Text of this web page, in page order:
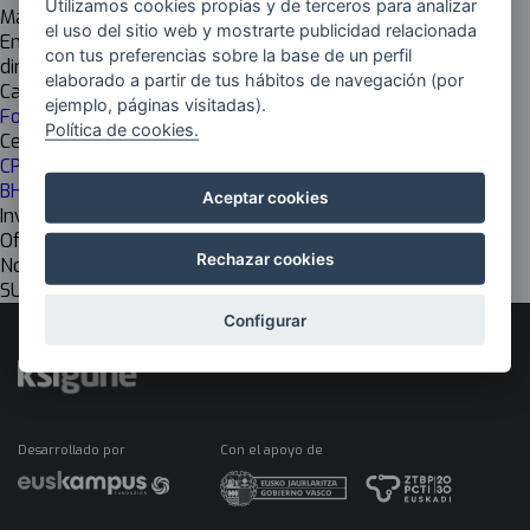
Maria Antonia Garcia
Email
direccion@apmendibil.eus
Cadena de valor
Formación
Centro de investigación
CPES CENTRO FORMACIÓN MENDIBIL FORMAZIO ZENTROA
BHIP
Investigación
Off
Nombre del grupo EU
SUKALDARITZA ETA JATETXE ARLOA (OLH)
Desarrollado por Con el apoyo de
Utilizamos cookies propias y de terceros para analizar
el uso del sitio web y mostrarte publicidad relacionada
con tus preferencias sobre la base de un perfil
elaborado a partir de tus hábitos de navegación (por
ejemplo, páginas visitadas).
Política de cookies.
Aceptar cookies
Rechazar cookies
Configurar